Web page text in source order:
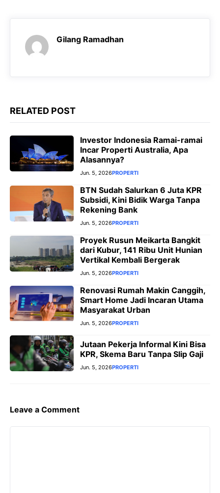
o A
p
p
r
a
n
g
Gilang Ramadhan
RELATED POST
Investor Indonesia Ramai-ramai
Incar Properti Australia, Apa
Alasannya?
Jun. 5, 2026PROPERTI
BTN Sudah Salurkan 6 Juta KPR
Subsidi, Kini Bidik Warga Tanpa
Rekening Bank
Jun. 5, 2026PROPERTI
Proyek Rusun Meikarta Bangkit
dari Kubur, 141 Ribu Unit Hunian
Vertikal Kembali Bergerak
Jun. 5, 2026PROPERTI
Renovasi Rumah Makin Canggih,
Smart Home Jadi Incaran Utama
Masyarakat Urban
Jun. 5, 2026PROPERTI
Jutaan Pekerja Informal Kini Bisa
KPR, Skema Baru Tanpa Slip Gaji
Jun. 5, 2026PROPERTI
Leave a Comment